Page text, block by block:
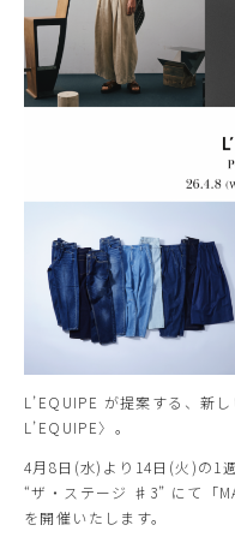
L’EQUIPE が提案する、新
L’EQUIPE〉。
4月8日(水)より14日(火)の1
“ザ・ステージ ♯3” にて「
を開催いたします。